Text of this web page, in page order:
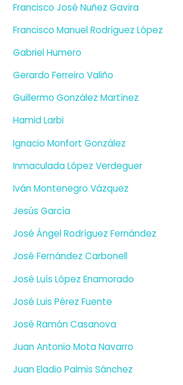
Francisco José Nuñez Gavira
Francisco Manuel Rodríguez López
Gabriel Humero
Gerardo Ferreiro Valiño
Guillermo González Martínez
Hamid Larbi
Ignacio Monfort González
Inmaculada López Verdeguer
Iván Montenegro Vázquez
Jesús García
José Ángel Rodríguez Fernández
José Fernández Carbonell
José Luís López Enamorado
José Luis Pérez Fuente
José Ramón Casanova
Juan Antonio Mota Navarro
Juan Eladio Palmis Sánchez